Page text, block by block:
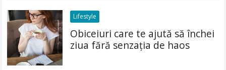
Lifestyle
Obiceiuri care te ajută să închei
ziua fără senzația de haos